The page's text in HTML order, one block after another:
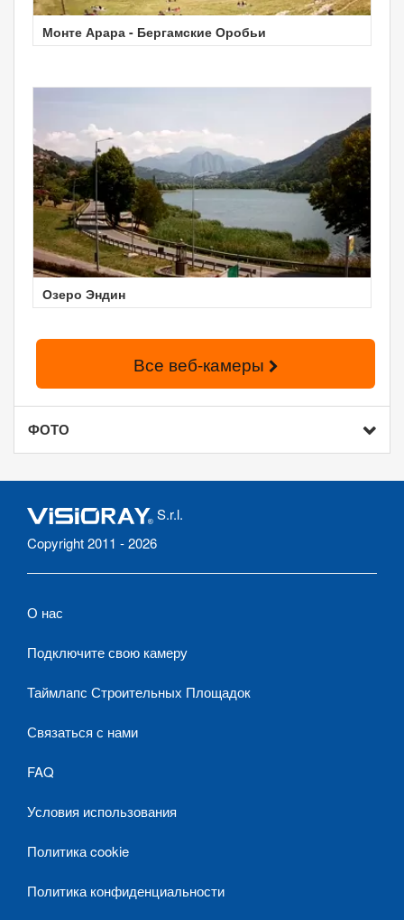
Монте Арара - Бергамские Оробьи
Озеро Эндин
Все веб-камеры
ФОТО
S.r.l.
Copyright 2011 - 2026
О нас
Подключите свою камеру
Таймлапс Строительных Площадок
Связаться с нами
FAQ
Условия использования
Политика cookie
Политика конфиденциальности